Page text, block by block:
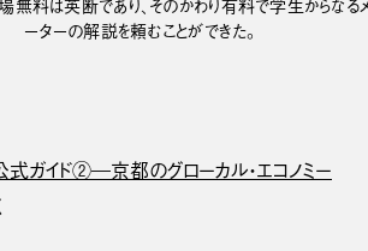
無料は英断であり、そのかわり有料で学生からなる
ーターの解説を頼むことができた。
式ガイド②―京都のグローカル・エコノミー